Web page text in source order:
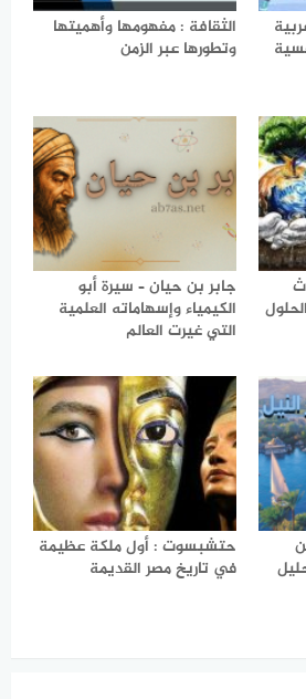
الثقافة : مفهومها وأهميتها
وتطورها عبر الزمن
جابر بن حيان – سيرة أبو
الكيمياء وإسهاماته العلمية
التي غيرت العالم
حتشبسوت : أول ملكة عظيمة
في تاريخ مصر القديمة